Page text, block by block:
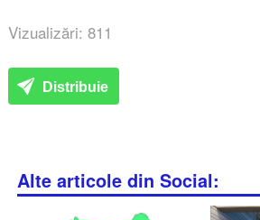
Vizualizări: 811
Distribuie
Alte articole din Social: